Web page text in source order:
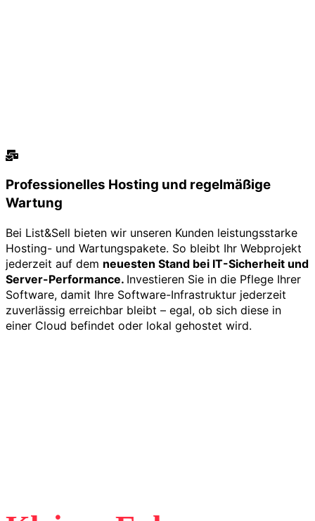
Professionelles Hosting und regelmäßige
Wartung
Bei List&Sell bieten wir unseren Kunden leistungsstarke
Hosting- und Wartungspakete. So bleibt Ihr Webprojekt
jederzeit auf dem neuesten Stand bei IT-Sicherheit und
Server-Performance. Investieren Sie in die Pflege Ihrer
Software, damit Ihre Software-Infrastruktur jederzeit
zuverlässig erreichbar bleibt – egal, ob sich diese in
einer Cloud befindet oder lokal gehostet wird.